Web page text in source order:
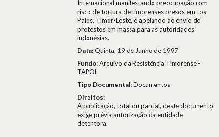
Internacional manifestando preocupação com
risco de tortura de timorenses presos em Los
Palos, Timor-Leste, e apelando ao envio de
protestos em massa para as autoridades
indonésias.
Data:Quinta, 19 de Junho de 1997
Fundo:Arquivo da Resistência Timorense -
TAPOL
Tipo Documental:Documentos
Direitos:
A publicação, total ou parcial, deste documento
exige prévia autorização da entidade
detentora.